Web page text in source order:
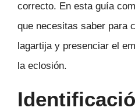
correcto. En esta guía
que necesitas saber para
lagartija y presenciar el
la eclosión.